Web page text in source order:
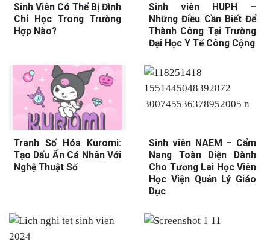
Sinh Viên Có Thể Bị Đình
Chỉ Học Trong Trường
Hợp Nào?
Sinh viên HUPH –
Những Điều Cần Biết Để
Thành Công Tại Trường
Đại Học Y Tế Công Cộng
Tranh Số Hóa Kuromi:
Tạo Dấu Ấn Cá Nhân Với
Nghệ Thuật Số
Sinh viên NAEM – Cẩm
Nang Toàn Diện Dành
Cho Tương Lai Học Viên
Học Viện Quản Lý Giáo
Dục